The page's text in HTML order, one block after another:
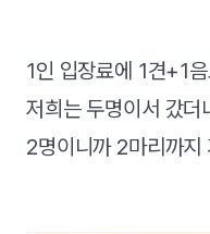
1인 입장료에 1견+1
저희는 두명이서 갔
2명이니까 2마리까지